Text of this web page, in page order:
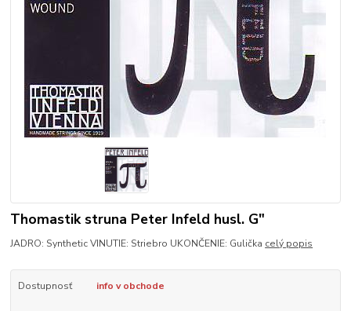
Thomastik struna Peter Infeld husl. G"
JADRO: Synthetic VINUTIE: Striebro UKONČENIE: Gulička celý popis
Dostupnosť info v obchode